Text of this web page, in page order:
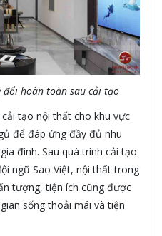
đổi hoàn toàn sau cải tạo
tạo nội thất cho khu vực
để đáp ứng đầy đủ nhu
đình. Sau quá trình cải tạo
ngũ Sao Việt, nội thất trong
tượng, tiện ích cũng được
sống thoải mái và tiện